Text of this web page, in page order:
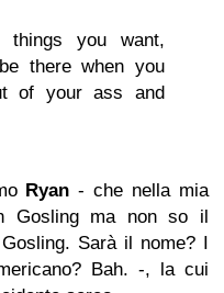
things you want,
there when you
of your ass and
Ryan- che nella mia
Gosling ma non so il
Sarà il nome? I
Bah. -, la cui